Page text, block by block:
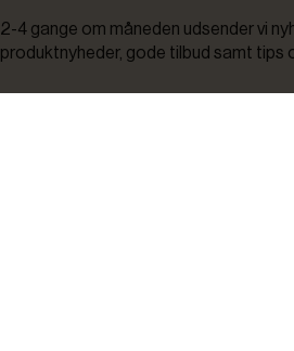
2-4 gange om måneden udsender vi
produktnyheder, gode tilbud samt tips